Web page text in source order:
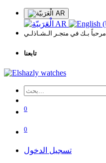
AR
AR
مرحباً بـك في متجـر الـشـاذلـي
تابعنا
0
0
تسجيل الدخول